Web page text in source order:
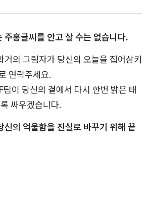
주홍글씨를 안고 살 수는 없습니다.
거의 그림자가 당신의 오늘을 집어삼키
연락주세요.
이 당신의 곁에서 다시 한번 밝은 태
싸우겠습니다.
신의 억울함을 진실로 바꾸기 위해 끝